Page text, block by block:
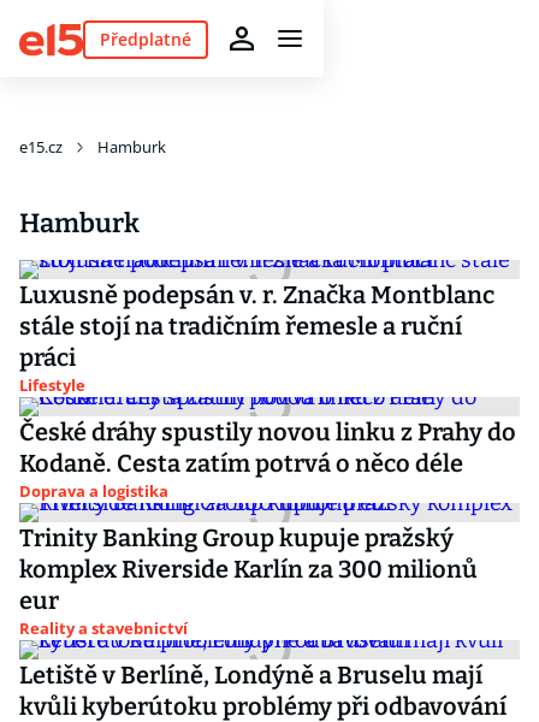
Předplatné
e15.cz Hamburk
Hamburk
Luxusně podepsán v. r. Značka Montblanc
stále stojí na tradičním řemesle a ruční
práci
Lifestyle
České dráhy spustily novou linku z Prahy do
Kodaně. Cesta zatím potrvá o něco déle
Doprava a logistika
Trinity Banking Group kupuje pražský
komplex Riverside Karlín za 300 milionů
eur
Reality a stavebnictví
Letiště v Berlíně, Londýně a Bruselu mají
kvůli kyberútoku problémy při odbavování